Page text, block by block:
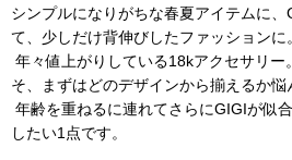
シンプルになりがちな春夏アイテムに
て、少しだけ背伸びしたファッションに。
年々値上がりしている18kアクセサリー
そ、まずはどのデザインから揃えるか悩
年齢を重ねるに連れてさらにGIGIが似
したい1点です。